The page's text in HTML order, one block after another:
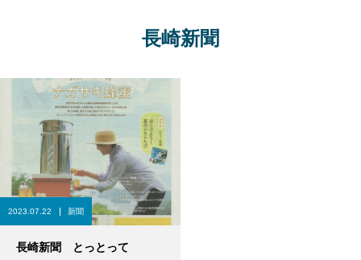
長崎新聞
2023.07.22 新聞
長崎新聞 とっとって